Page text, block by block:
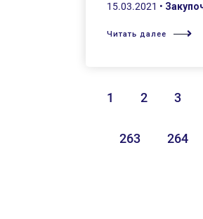
15.03.2021 •
Читать далее
1 2 3
263 264